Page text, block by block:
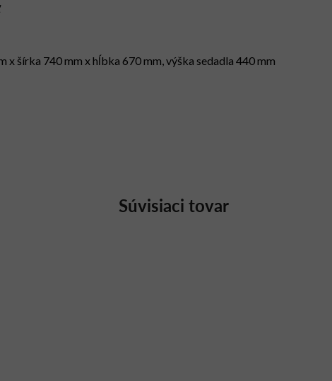
x šírka 740 mm x hĺbka 670 mm, výška sedadla 440 mm
Súvisiaci tovar